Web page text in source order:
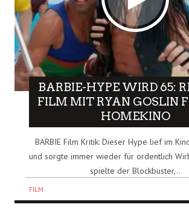
BARBIE-HYPE WIRD 65:
FILM MIT RYAN GOSLIN
HOMEKINO
BARBIE Film Kritik: Dieser Hype lief im
und sorgte immer wieder für ordentlich
spielte der Blockbuster,..
FILM